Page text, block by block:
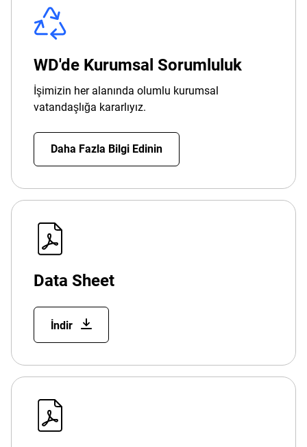
WD'de Kurumsal Sorumluluk
İşimizin her alanında olumlu kurumsal
vatandaşlığa kararlıyız.
Daha Fazla Bilgi Edinin
Data Sheet
İndir